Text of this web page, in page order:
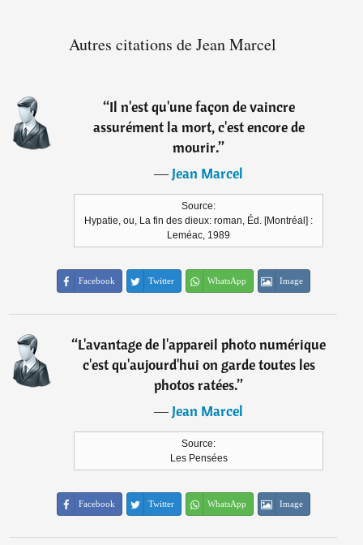
Autres citations de Jean Marcel
“Il n'est qu'une façon de vaincre
assurément la mort, c'est encore de
mourir.”
―Jean Marcel
Source:
Hypatie, ou, La fin des dieux: roman, Éd. [Montréal] :
Leméac, 1989
Facebook Twitter WhatsApp Image
“L'avantage de l'appareil photo numérique
c'est qu'aujourd'hui on garde toutes les
photos ratées.”
―Jean Marcel
Source:
Les Pensées
Facebook Twitter WhatsApp Image